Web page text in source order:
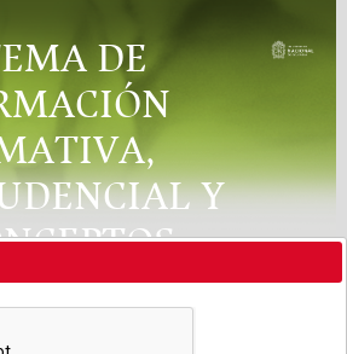
DE
Y
LEGAL"